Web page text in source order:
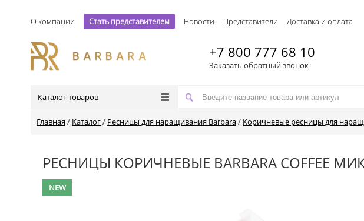
О компании Стать представителем Новости Представители Доставка и оплата
+7 800 777 68 10
Заказать обратный звонок
Каталог товаров
Главная / Каталог/ Ресницы для наращивания Barbara/ Коричневые ресницы для
РЕСНИЦЫ КОРИЧНЕВЫЕ BARBARA COFFEE
NEW